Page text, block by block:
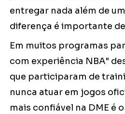
entregar nada além de
diferença é importante
Em muitos programas
com experiência NBA"
que participaram de
nunca atuar em jogos
mais confiável na DME é